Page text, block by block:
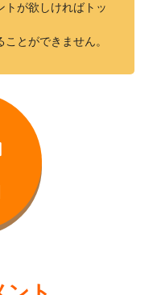
トが欲しければトッ
とができません。